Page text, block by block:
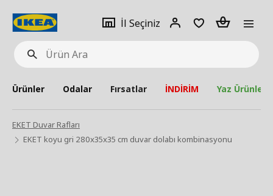
Ürün
Ara
İl Seçiniz
Giriş
Adet
Ürünler Odalar Fırsatlar İNDİRİM Yaz Ürünleri
EKET Duvar Rafları
EKET koyu gri 280x35x35 cm duvar dolabı kombinasyonu